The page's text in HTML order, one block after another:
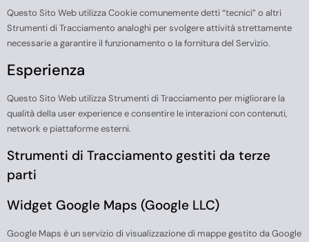
Questo Sito Web utilizza Cookie comunemente detti “tecnici” o altri
Strumenti di Tracciamento analoghi per svolgere attività strettamente
necessarie a garantire il funzionamento o la fornitura del Servizio.
Esperienza
Questo Sito Web utilizza Strumenti di Tracciamento per migliorare la
qualità della user experience e consentire le interazioni con contenuti,
network e piattaforme esterni.
Strumenti di Tracciamento gestiti da terze
parti
Widget Google Maps (Google LLC)
Google Maps è un servizio di visualizzazione di mappe gestito da Google